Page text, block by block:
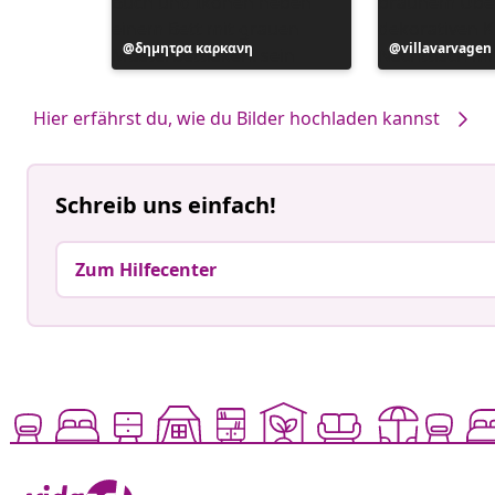
Beitrag
veröffentlicht
δημητρα καρκανη
Beitrag
veröffentlicht
villavarvagen
Hier erfährst du, wie du Bilder hochladen kannst
Schreib uns einfach!
Zum Hilfecenter